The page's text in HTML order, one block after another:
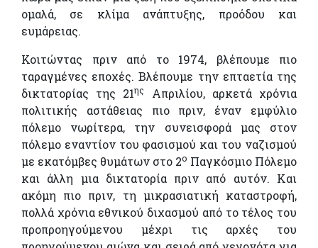
ομαλά, σε κλίμα ανάπτυξης, προόδου και
ευμάρειας.
Κοιτώντας πριν από το 1974, βλέπουμε πιο
ταραγμένες εποχές. Βλέπουμε την επταετία της
δικτατορίας της 21ης
Απριλίου, αρκετά χρόνια
πολιτικής αστάθειας πιο πριν, έναν εμφύλιο
πόλεμο νωρίτερα, την συνεισφορά μας στον
πόλεμο εναντίον του φασισμού και του ναζισμού
με εκατόμβες θυμάτων στο 2ο Παγκόσμιο Πόλεμο
και άλλη μια δικτατορία πριν από αυτόν. Και
ακόμη πιο πριν, τη μικρασιατική καταστροφή,
πολλά χρόνια εθνικού διχασμού από το τέλος του
προπροηγούμενου μέχρι τις αρχές του